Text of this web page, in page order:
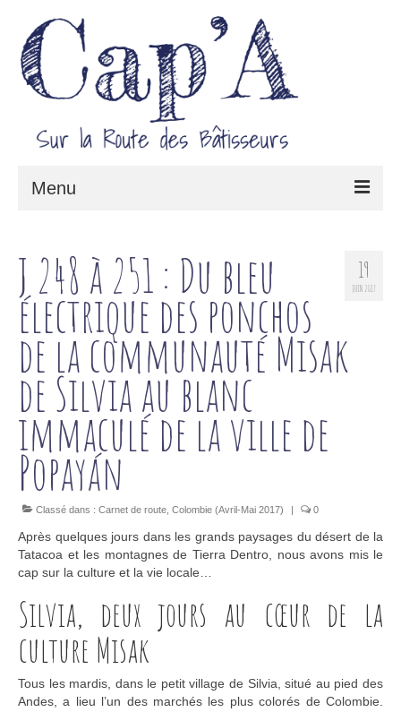
Menu
Architecture & Savoir-faire
Carnet de route
19
JUIN 2017
J 248 à 251 : Du bleu
électrique des ponchos
de la communauté Misak
de Silvia au blanc
immaculé de la ville de
Popayán
Classé dans : Carnet de route Colombie (Avril-Mai 2017) | 0
Après quelques jours dans les grands paysages du désert de la
Tatacoa et les montagnes de Tierra Dentro, nous avons mis le
cap sur la culture et la vie locale…
Silvia, deux jours au cœur de la
culture Misak
Tous les mardis, dans le petit village de Silvia, situé au pied des
Andes, a lieu l’un des marchés les plus colorés de Colombie.